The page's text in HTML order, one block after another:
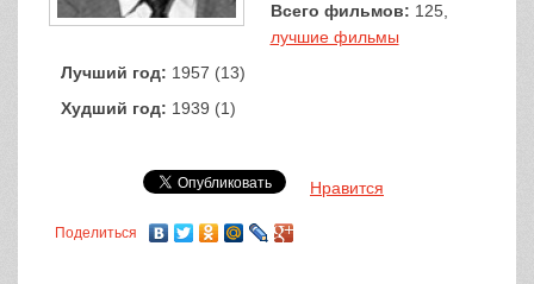
Всего фильмов: 125,
лучшие фильмы
Лучший год: 1957 (13)
Худший год: 1939 (1)
Нравится
Поделиться